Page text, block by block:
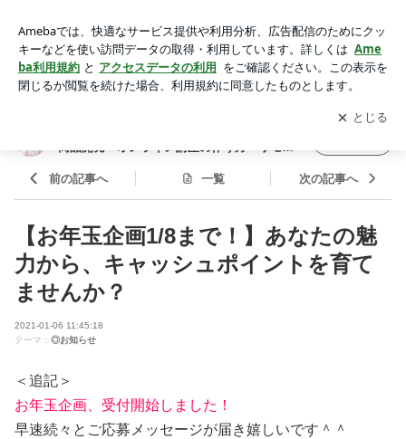
ントを育てませんか？ | 買い物スイッチをONにする方法／女
性集客・商品開発・オンライン講座の作り方・リモートワーク
の組織マネジメント・コンサル 女性
アプリをダウンロードして ブログの更新通知
を受け取りまし
ょう。
開く
商品開発・オンライン講座の作り方・リモー
前の記事へ 一覧 次の記事へ
【お年玉企画1/8まで！】あなたの魅
力から、キャッシュポイントを育て
ませんか？
2021-01-06 11:45:18
テーマ： ◎お知らせ
＜追記＞
お年玉企画、受付開始しました！
早速続々とご応募メッセージが届き嬉しいです＾＾